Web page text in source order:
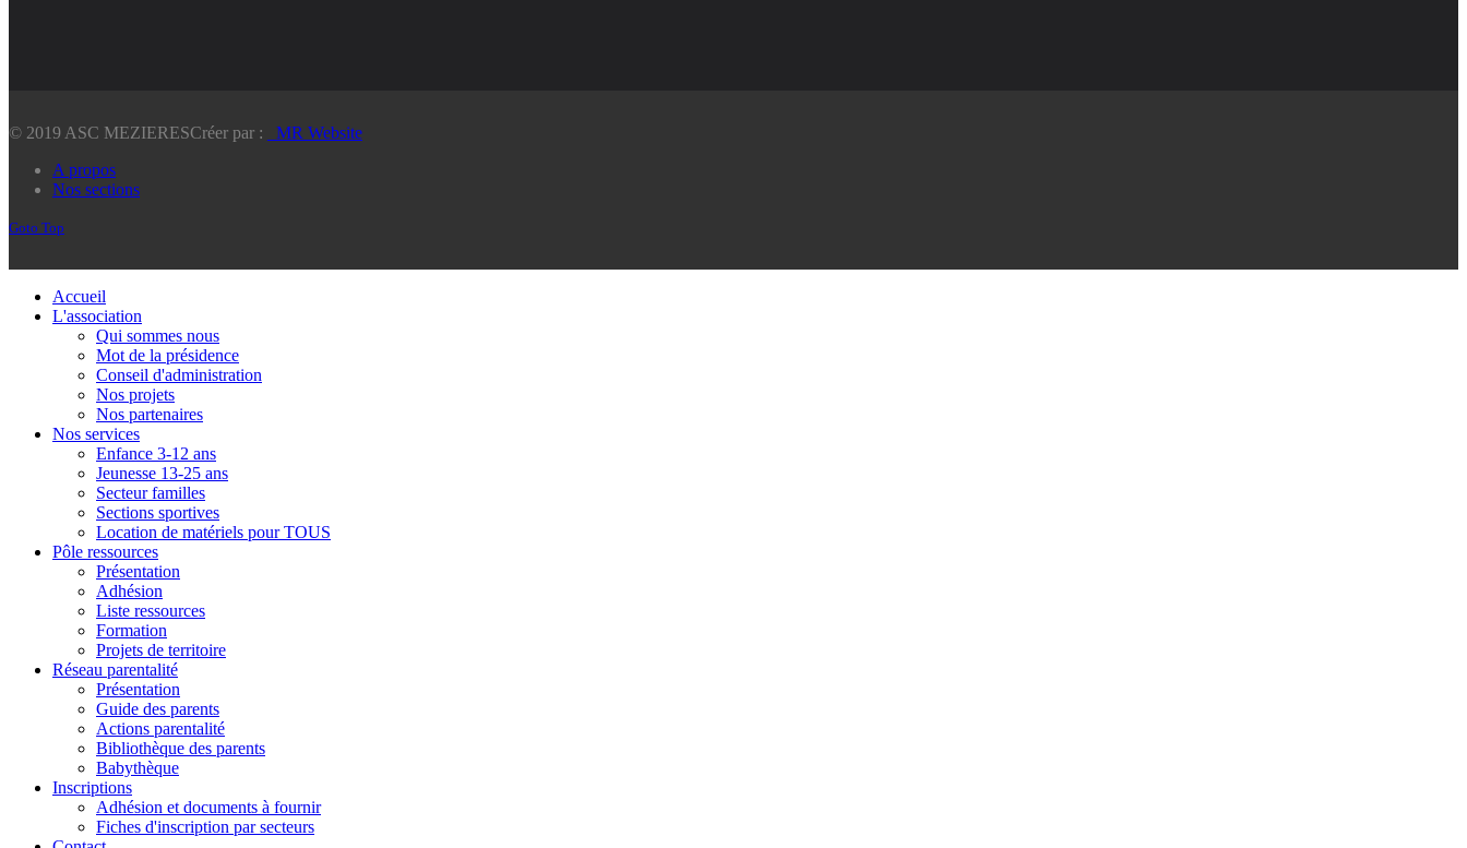
© 2019 ASC MEZIERESCréer par :
_MR Website
A propos
Nos sections
Goto Top
Accueil
L'association
Qui sommes nous
Mot de la présidence
Conseil d'administration
Nos projets
Nos partenaires
Nos services
Enfance 3-12 ans
Jeunesse 13-25 ans
Secteur familles
Sections sportives
Location de matériels pour TOUS
Pôle ressources
Présentation
Adhésion
Liste ressources
Formation
Projets de territoire
Réseau parentalité
Présentation
Guide des parents
Actions parentalité
Bibliothèque des parents
Babythèque
Inscriptions
Adhésion et documents à fournir
Fiches d'inscription par secteurs